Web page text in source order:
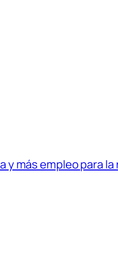
y más empleo para la